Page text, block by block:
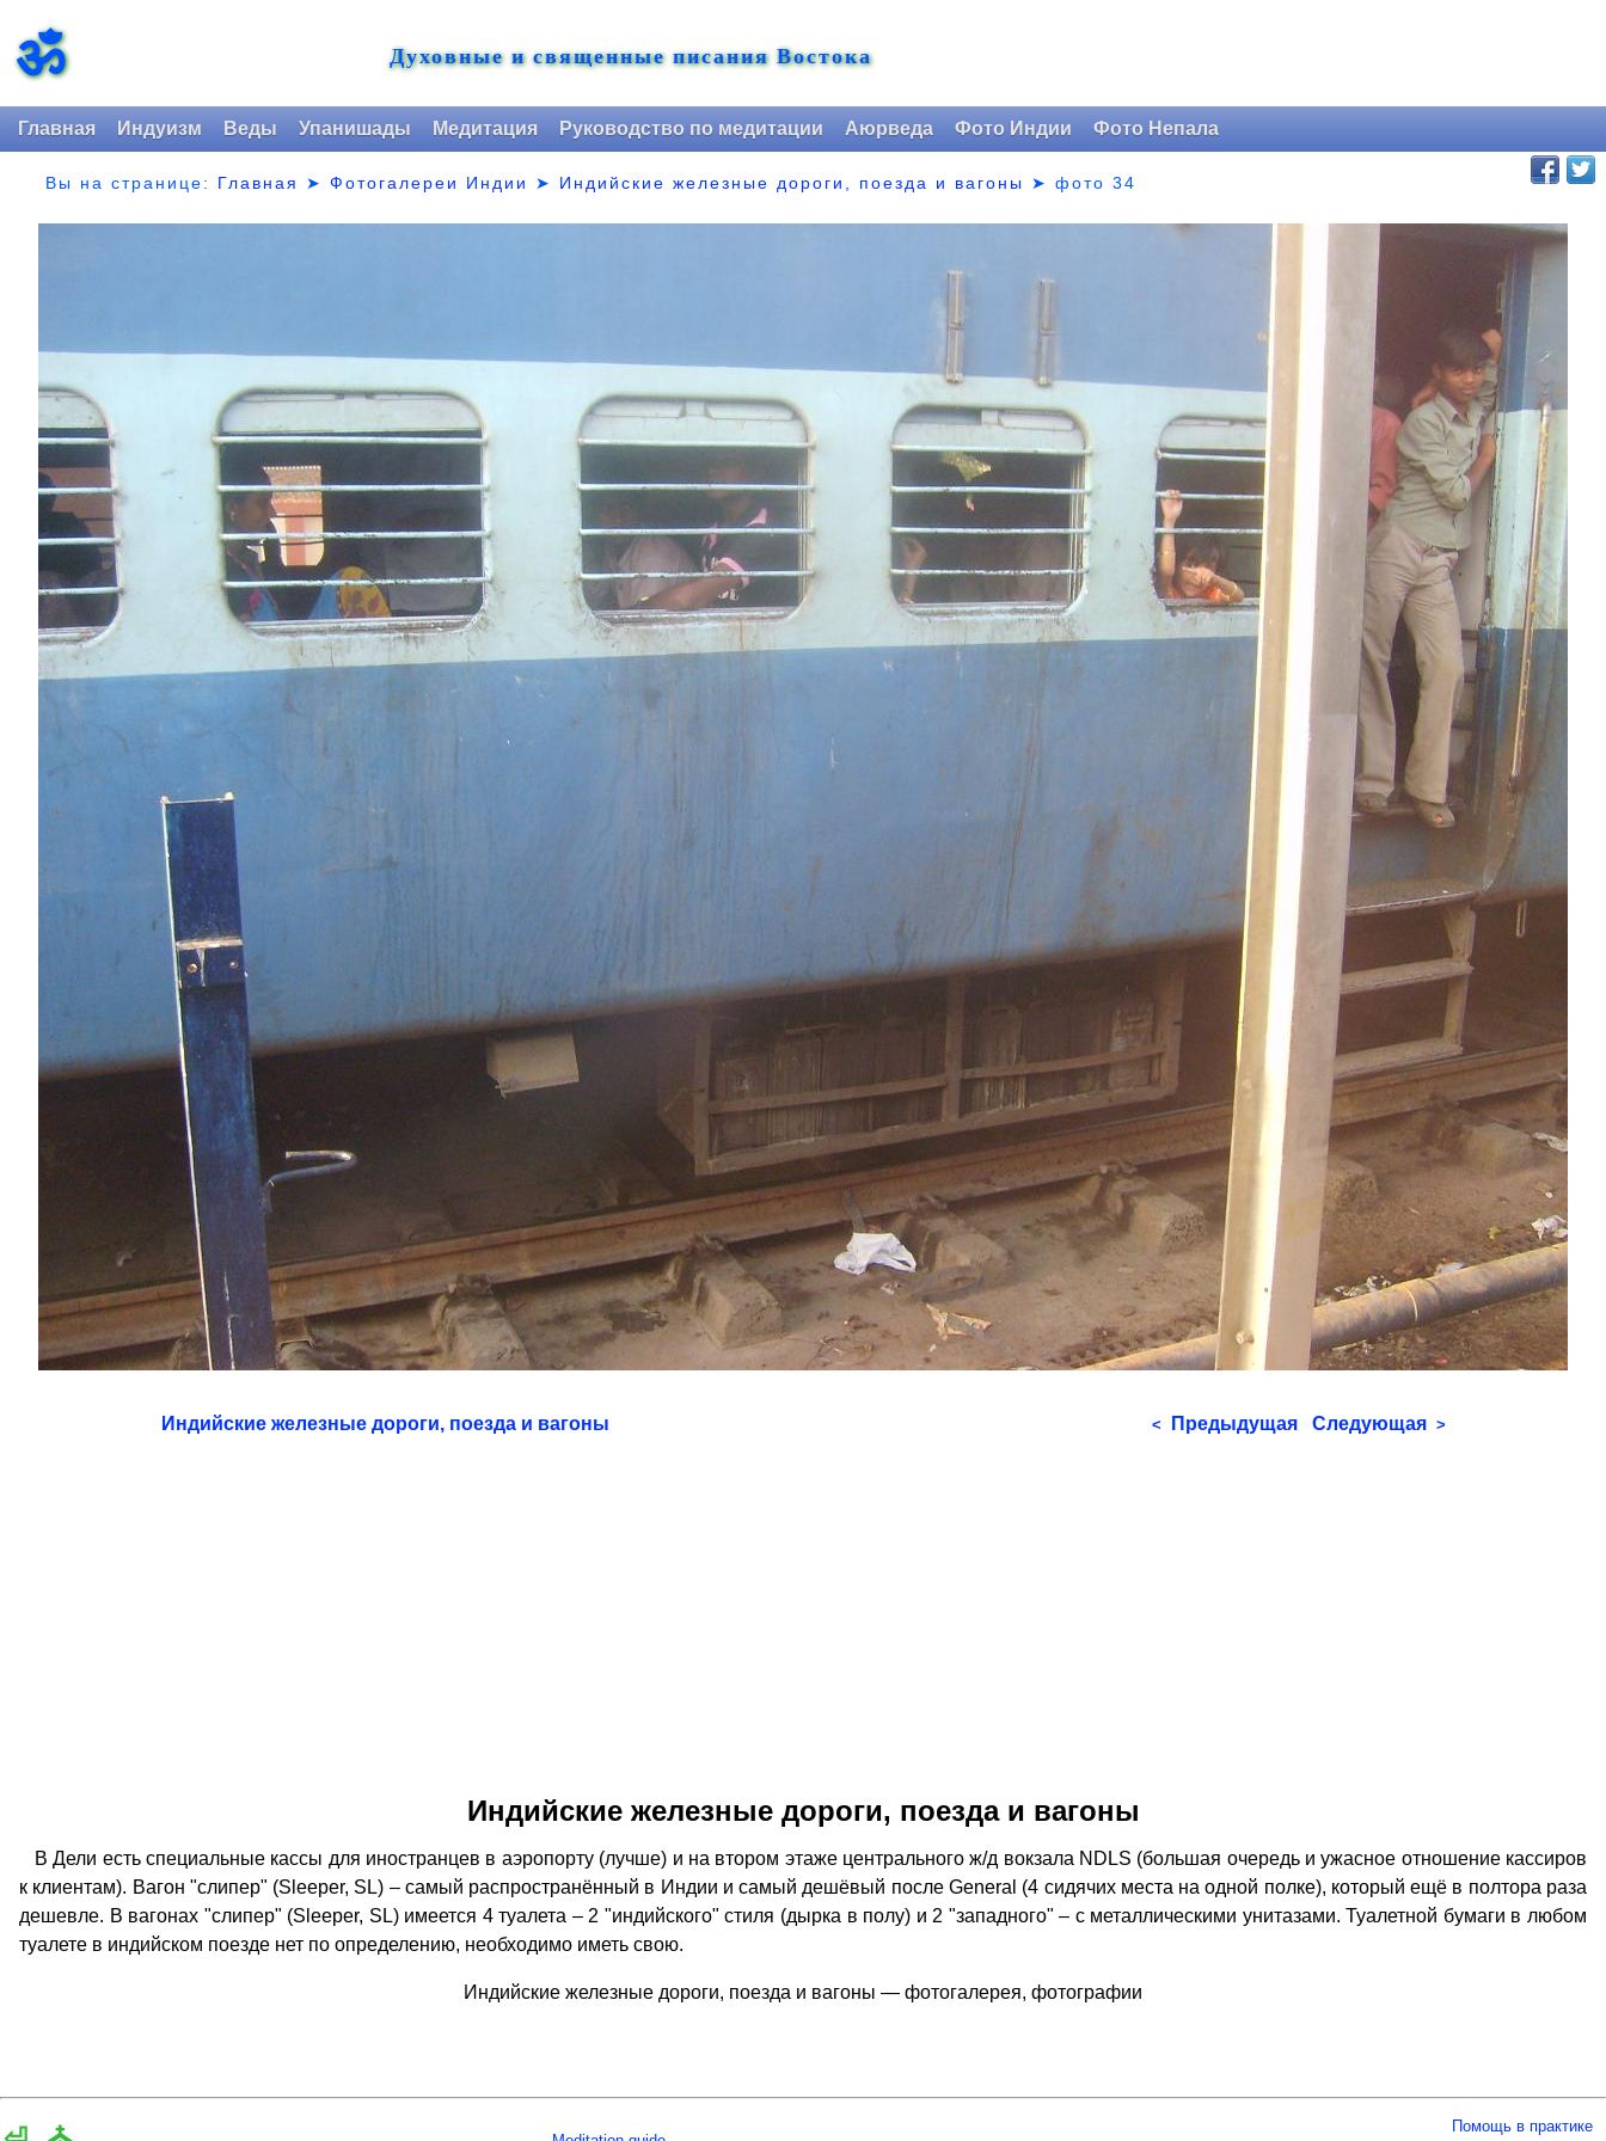
ॐ Духовные и священные писания Востока
Главная Индуизм Веды Упанишады Медитация Руководство по медитации Аюрведа Фото Индии Фото Непала
Вы на странице: Главная ➤Фотогалереи Индии ➤ Индийские железные дороги, поезда и вагоны ➤фото 34
Индийские железные дороги, поезда и вагоны < Предыдущая Следующая >
Индийские железные дороги, поезда и вагоны
В Дели есть специальные кассы для иностранцев в аэропорту (лучше) и на втором этаже центрального ж/д вокзала NDLS (большая очередь и ужасное отношение кассиров
к клиентам). Вагон "слипер" (Sleeper, SL) – самый распространённый в Индии и самый дешёвый после General (4 сидячих места на одной полке), который ещё в полтора раза
дешевле. В вагонах "слипер" (Sleeper, SL) имеется 4 туалета – 2 "индийского" стиля (дырка в полу) и 2 "западного" – с металлическими унитазами. Туалетной бумаги в любом
туалете в индийском поезде нет по определению, необходимо иметь свою.
Индийские железные дороги, поезда и вагоны — фотогалерея, фотографии
Помощь в практике